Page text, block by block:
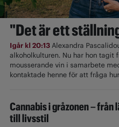
"Det är ett
Igår kl 20:13Alexandra
alkoholkulturen. Nu har hon tagit
mousserande vin i samarbete
kontaktade henne för att fråga
Cannabis i gråzonen – från
till livsstil